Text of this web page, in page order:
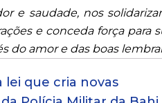
e saudade, nos
e conceda força para
do amor e das boas
que cria novas